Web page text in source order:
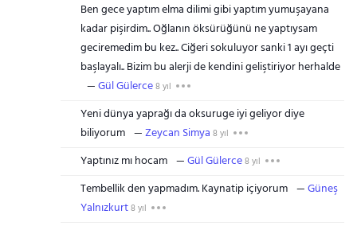
Ben gece yaptım elma dilimi gibi yaptım yumuşayana
kadar pişirdim.. Oğlanın öksürüğünü ne yaptıysam
geciremedim bu kez.. Ciğeri sokuluyor sanki 1 ayı geçti
başlayalı.. Bizim bu alerji de kendini geliştiriyor herhalde
Gül Gülerce8 yıl
Yeni dünya yaprağı da oksuruge iyi geliyor diye
biliyorum
Zeycan Simya 8 yıl
Yaptınız mı hocam Gül Gülerce8 yıl
Tembellik den yapmadım. Kaynatip içiyorum
Güneş
Yalnızkurt8 yıl